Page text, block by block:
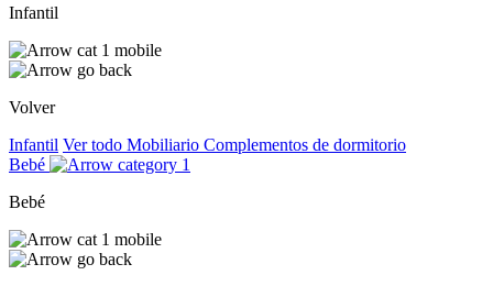
Infantil
Volver
Infantil Ver todo Mobiliario Complementos de dormitorio
Bebé
Bebé